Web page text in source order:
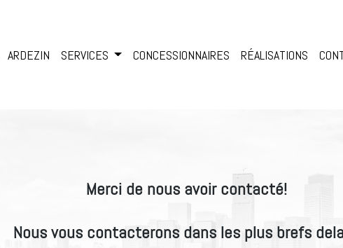
ARDEZIN SERVICES CONCESSIONNAIRES RÉALISATIONS
Merci de nous avoir contacté!
Nous vous contacterons dans les plus brefs